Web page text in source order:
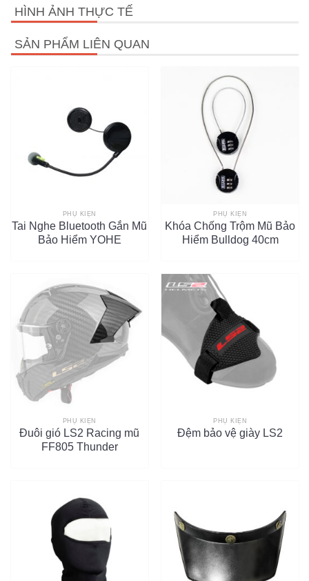
HÌNH ẢNH THỰC TẾ
SẢN PHẨM LIÊN QUAN
PHỤ KIỆN
Tai Nghe Bluetooth Gắn Mũ
Bảo Hiểm YOHE
PHỤ KIỆN
Khóa Chống Trộm Mũ Bảo
Hiểm Bulldog 40cm
PHỤ KIỆN
Đuôi gió LS2 Racing mũ
FF805 Thunder
PHỤ KIỆN
Đệm bảo vệ giày LS2